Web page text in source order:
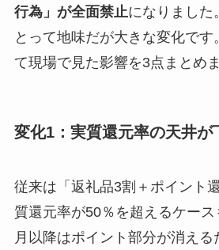
行為」が全面禁止になりました
とって地味だが大きな変化です
て現場で見た影響を3点まとめま
変化1：実質還元率の天井が
従来は「返礼品3割＋ポイント
質還元率が50％を超えるケー
月以降はポイント部分が消える